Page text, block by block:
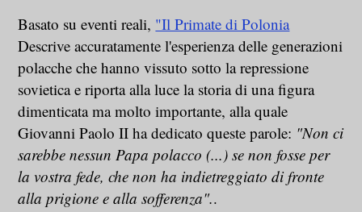
Basato su eventi reali, "Il Primate di Polonia
Descrive accuratamente l'esperienza delle generazioni
polacche che hanno vissuto sotto la repressione
sovietica e riporta alla luce la storia di una figura
dimenticata ma molto importante, alla quale
Giovanni Paolo II ha dedicato queste parole: "Non ci
sarebbe nessun Papa polacco (...) se non fosse per
la vostra fede, che non ha indietreggiato di fronte
alla prigione e alla sofferenza"..